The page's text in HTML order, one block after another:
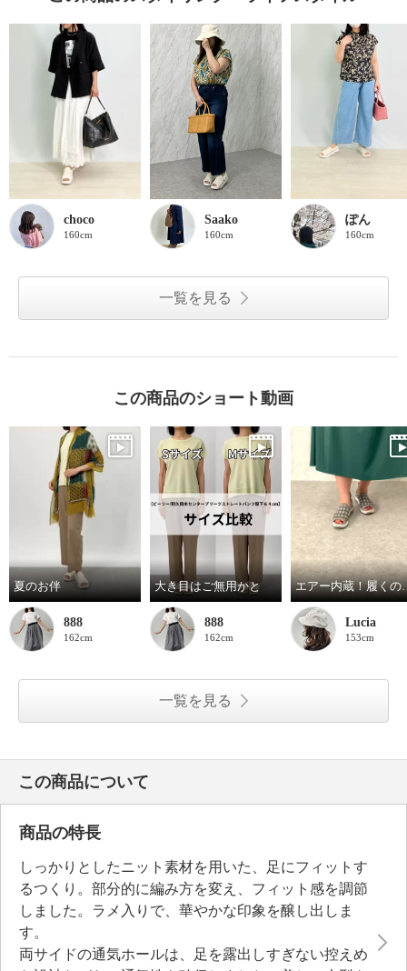
choco
160cm
Saako
160cm
ぽん
160cm
一覧を見る
この商品のショート動画
夏のお伴
888
162cm
大き目はご無用かと
888
162cm
エアー内蔵！履くの
Lucia
153cm
一覧を見る
この商品について
商品の特長
しっかりとしたニット素材を用いた、足にフィットす
るつくり。部分的に編み方を変え、フィット感を調節
しました。ラメ入りで、華やかな印象を醸し出しま
す。
両サイドの通気ホールは、足を露出しすぎない控えめ